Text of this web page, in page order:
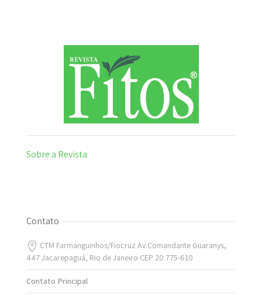
Sobre a Revista
Contato
CTM Farmanguinhos/Fiocruz Av.Comandante Guaranys,
447 Jacarepaguá, Rio de Janeiro CEP 20.775-610
Contato Principal